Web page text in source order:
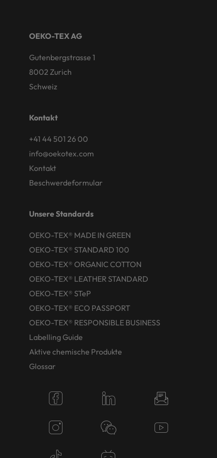
OEKO-TEX AG
Gutenbergstrasse 1
8002 Zurich
Schweiz
Kontakt
+41 44 501 26 00
info@oekotex.com
Kontakt
Beschwerdeformular
Unsere Standards
OEKO-TEX® MADE IN GREEN
OEKO-TEX® STANDARD 100
OEKO-TEX® ORGANIC COTTON
OEKO-TEX® LEATHER STANDARD
OEKO-TEX® STeP
OEKO-TEX® ECO PASSPORT
OEKO-TEX® RESPONSIBLE BUSINESS
Labelling Guide
Aktive chemische Produkte
Glossar